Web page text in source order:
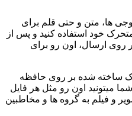
ها، متن و حتی قلم برای
خود استفاده کنید و پس از
روی ارسال، اون رو برای
ساخته شده بر روی حافظه
میتونید اون رو مثل هر فایل
و فیلم به گروه‌ ها و مخاطبین